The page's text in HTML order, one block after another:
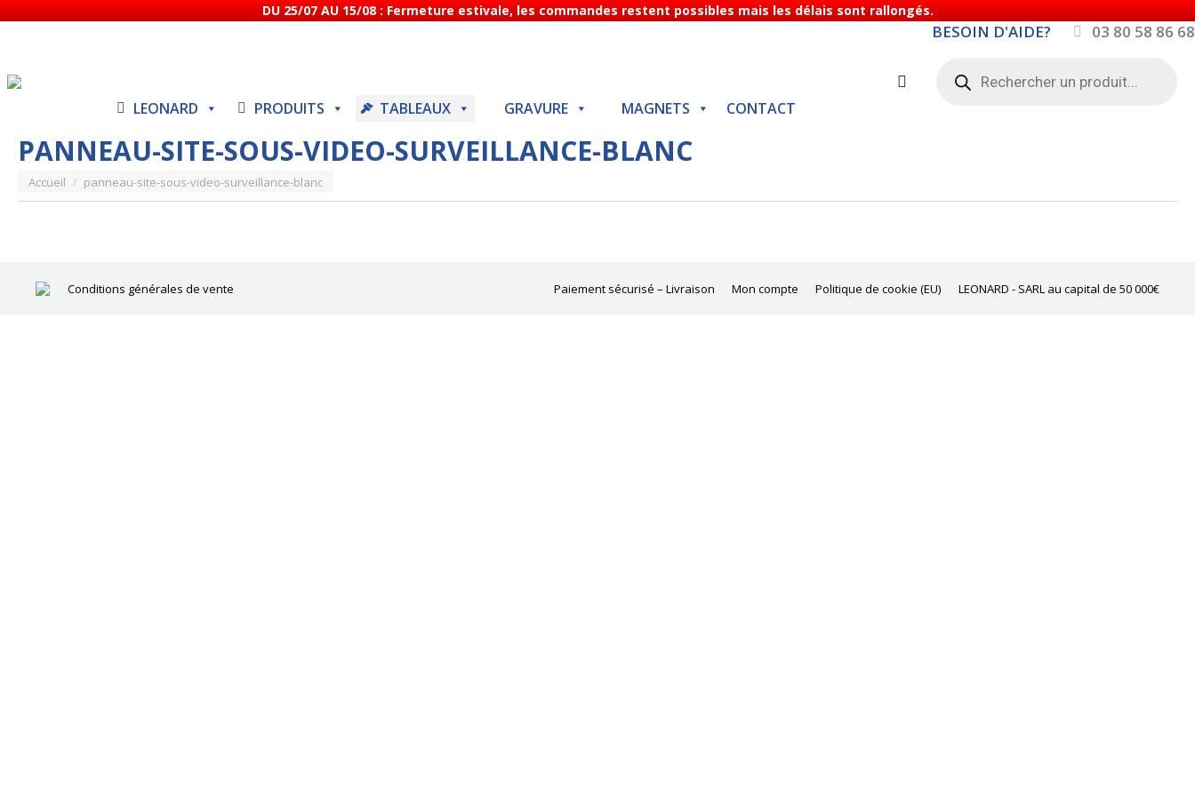
DU 25/07 AU 15/08 : Fermeture estivale, les commandes restent possibles mais les délais sont rallongés.
BESOIN D'AIDE? 03 80 58 86 68
LEONARD PRODUITS TABLEAUX GRAVURE MAGNETS CONTACT
produits
PANNEAU-SITE-SOUS-VIDEO-SURVEILLANCE-BLANC
Vous êtes ici :
Accueil panneau-site-sous-video-surveillance-blanc
Conditions générales de vente Paiement sécurisé – Livraison Mon compte Politique de cookie (EU) LEONARD - SARL au capital de 50 000€